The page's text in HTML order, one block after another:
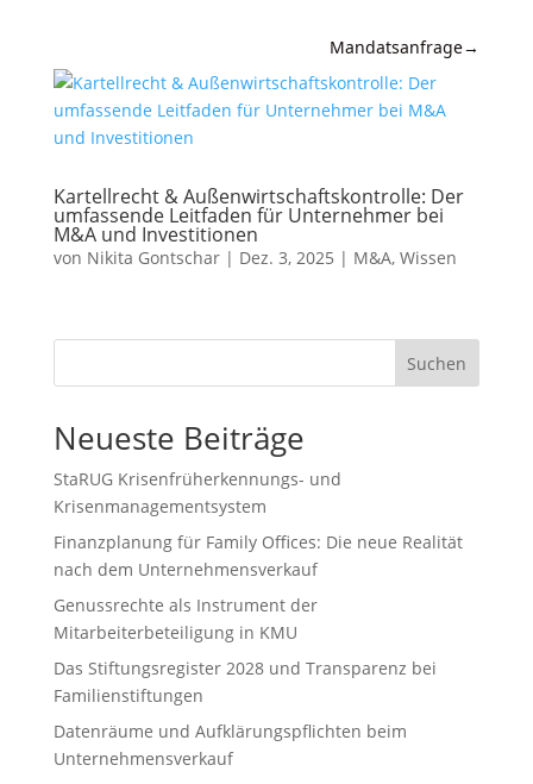
Expertise
Kanzlei
Kontakt
Mandatsanfrage→
Kartellrecht & Außenwirtschaftskontrolle: Der
umfassende Leitfaden für Unternehmer bei
M&A und Investitionen
von Nikita Gontschar| Dez. 3, 2025 | M&A, Wissen
Suchen
Neueste Beiträge
StaRUG Krisenfrüherkennungs- und
Krisenmanagementsystem
Finanzplanung für Family Offices: Die neue Realität
nach dem Unternehmensverkauf
Genussrechte als Instrument der
Mitarbeiterbeteiligung in KMU
Das Stiftungsregister 2028 und Transparenz bei
Familienstiftungen
Datenräume und Aufklärungspflichten beim
Unternehmensverkauf